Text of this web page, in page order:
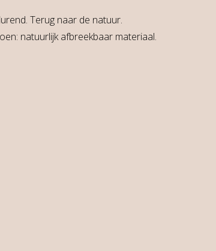
Terug naar de natuur.
natuurlijk afbreekbaar materiaal.